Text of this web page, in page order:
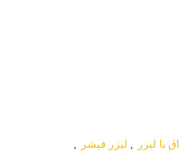
با ليزر ليزر فيشر